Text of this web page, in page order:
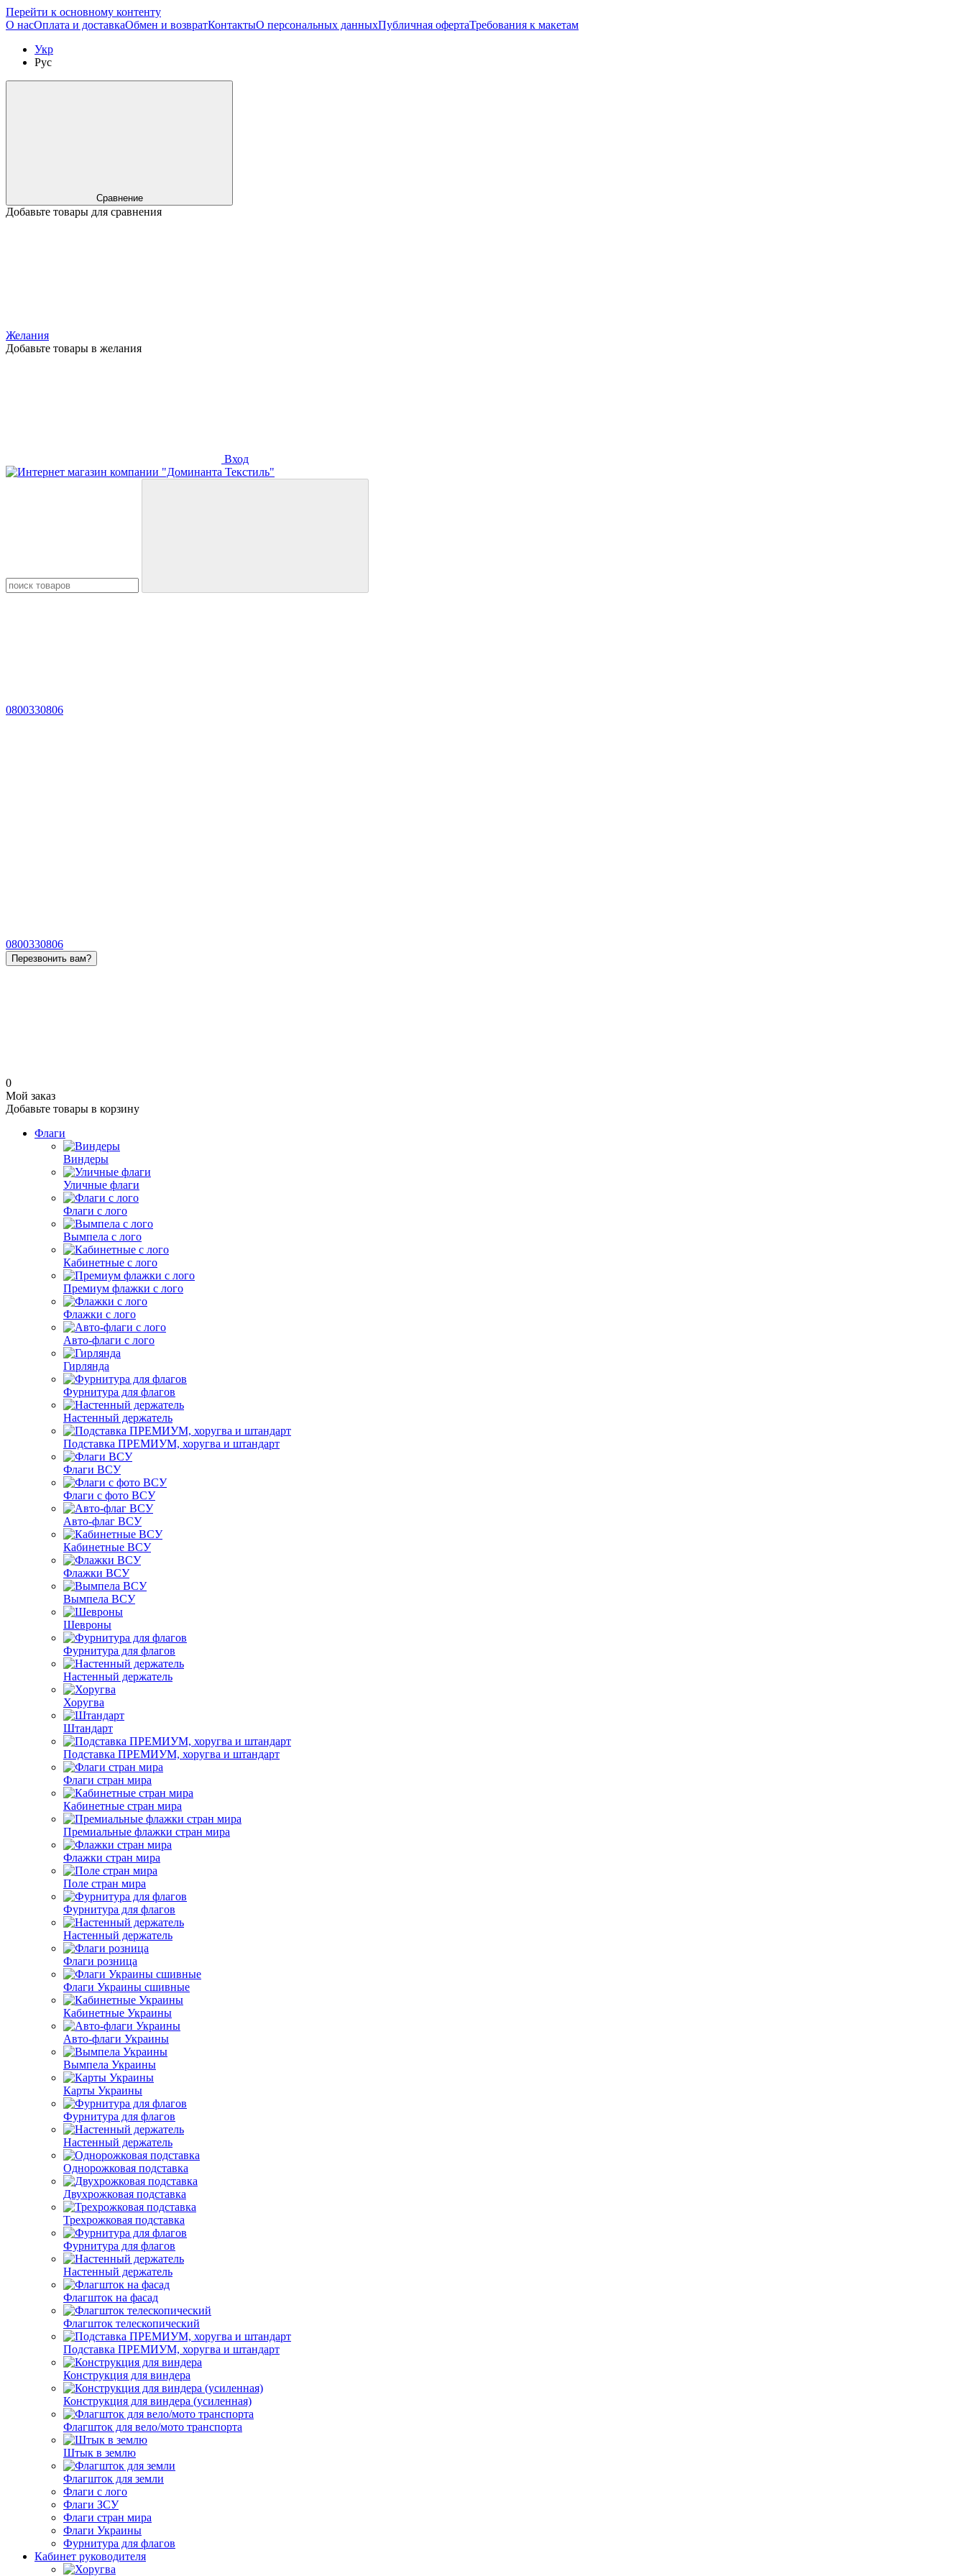
Перейти к основному контенту
О насОплата и доставкаОбмен и возвратКонтактыО персональных данныхПубличная офертаТребования к макетам
Укр
Рус
Сравнение
Добавьте товары для сравнения
Желания
Добавьте товары в желания
Вход
0800330806
0800330806
Перезвонить вам?
0
Мой заказ
Добавьте товары в корзину
Флаги
Виндеры
Уличные флаги
Флаги с лого
Вымпела с лого
Кабинетные с лого
Премиум флажки с лого
Флажки с лого
Авто-флаги с лого
Гирлянда
Фурнитура для флагов
Настенный держатель
Подставка ПРЕМИУМ, хоругва и штандарт
Флаги ВСУ
Флаги с фото ВСУ
Авто-флаг ВСУ
Кабинетные ВСУ
Флажки ВСУ
Вымпела ВСУ
Шевроны
Фурнитура для флагов
Настенный держатель
Хоругва
Штандарт
Подставка ПРЕМИУМ, хоругва и штандарт
Флаги стран мира
Кабинетные стран мира
Премиальные флажки стран мира
Флажки стран мира
Поле стран мира
Фурнитура для флагов
Настенный держатель
Флаги розница
Флаги Украины сшивные
Кабинетные Украины
Авто-флаги Украины
Вымпела Украины
Карты Украины
Фурнитура для флагов
Настенный держатель
Однорожковая подставка
Двухрожковая подставка
Трехрожковая подставка
Фурнитура для флагов
Настенный держатель
Флагшток на фасад
Флагшток телескопический
Подставка ПРЕМИУМ, хоругва и штандарт
Конструкция для виндера
Конструкция для виндера (усиленная)
Флагшток для вело/мото транспорта
Штык в землю
Флагшток для земли
Флаги с лого
Флаги ЗСУ
Флаги стран мира
Флаги Украины
Фурнитура для флагов
Кабинет руководителя